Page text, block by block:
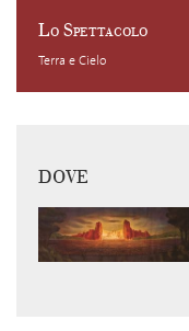
Lo Spettacolo
Terra e Cielo
DOVE